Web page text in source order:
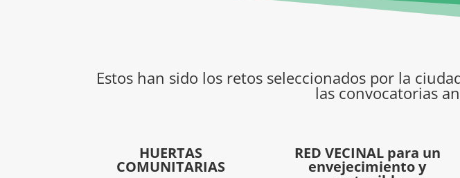
Estos han sido los retos seleccionados por la
las convocatorias
HUERTAS
COMUNITARIAS
RED VECINAL para un
envejecimiento y